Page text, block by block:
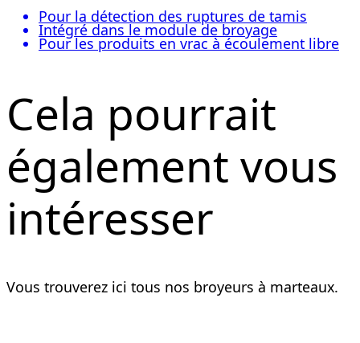
Pour la détection des ruptures de tamis
Intégré dans le module de broyage
Pour les produits en vrac à écoulement libre
Cela pourrait
également vous
intéresser
Vous trouverez ici tous nos broyeurs à marteaux.